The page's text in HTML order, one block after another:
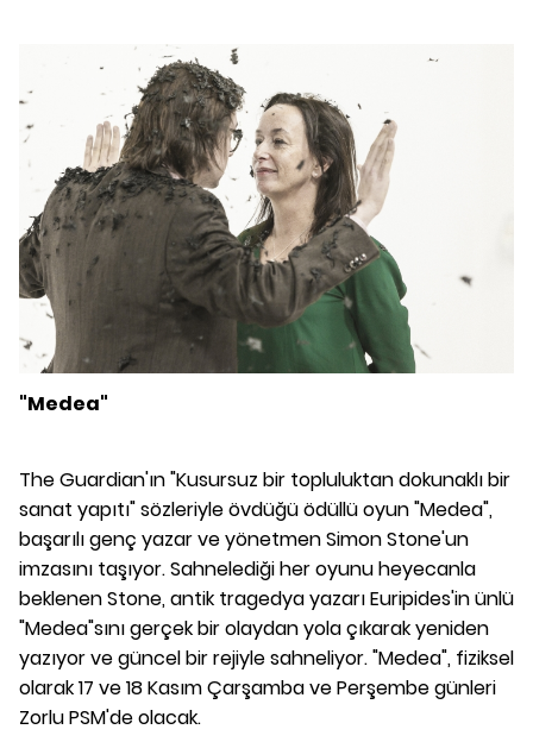
"Medea"
The Guardian'ın "Kusursuz bir topluluktan dokunaklı bir
sanat yapıtı" sözleriyle övdüğü ödüllü oyun "Medea",
başarılı genç yazar ve yönetmen Simon Stone'un
imzasını taşıyor. Sahnelediği her oyunu heyecanla
beklenen Stone, antik tragedya yazarı Euripides'in ünlü
"Medea"sını gerçek bir olaydan yola çıkarak yeniden
yazıyor ve güncel bir rejiyle sahneliyor. "Medea", fiziksel
olarak 17 ve 18 Kasım Çarşamba ve Perşembe günleri
Zorlu PSM'de olacak.